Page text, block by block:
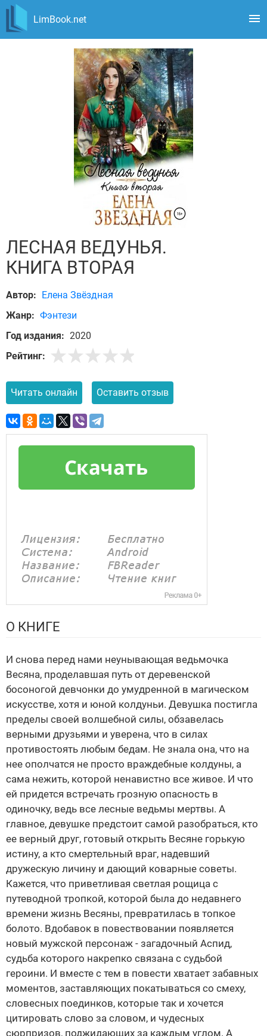
LimBook.net
ЛЕСНАЯ ВЕДУНЬЯ.
КНИГА ВТОРАЯ
Автор: Елена Звёздная
Жанр: Фэнтези
Год издания: 2020
Рейтинг:
Читать онлайн Оставить отзыв
О КНИГЕ
И снова перед нами неунывающая ведьмочка
Весяна, проделавшая путь от деревенской
босоногой девчонки до умудренной в магическом
искусстве, хотя и юной колдуньи. Девушка постигла
пределы своей волшебной силы, обзавелась
верными друзьями и уверена, что в силах
противостоять любым бедам. Не знала она, что на
нее ополчатся не просто враждебные колдуны, а
сама нежить, которой ненавистно все живое. И что
ей придется встречать грозную опасность в
одиночку, ведь все лесные ведьмы мертвы. А
главное, девушке предстоит самой разобраться, кто
ее верный друг, готовый открыть Весяне горькую
истину, а кто смертельный враг, надевший
дружескую личину и дающий коварные советы.
Кажется, что приветливая светлая рощица с
путеводной тропкой, которой была до недавнего
времени жизнь Весяны, превратилась в топкое
болото. Вдобавок в повествовании появляется
новый мужской персонаж - загадочный Аспид,
судьба которого накрепко связана с судьбой
героини. И вместе с тем в повести хватает забавных
моментов, заставляющих покатываться со смеху,
словесных поединков, которые так и хочется
цитировать слово за словом, и чудесных
сюрпризов, поджидающих за каждым углом. А